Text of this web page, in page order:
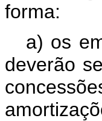
forma:
a) os
deverão